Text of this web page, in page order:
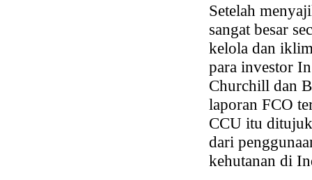
Setelah
sangat besar
kelola dan
para investor
Churchill dan
laporan FCO
CCU itu
dari
kehutanan di